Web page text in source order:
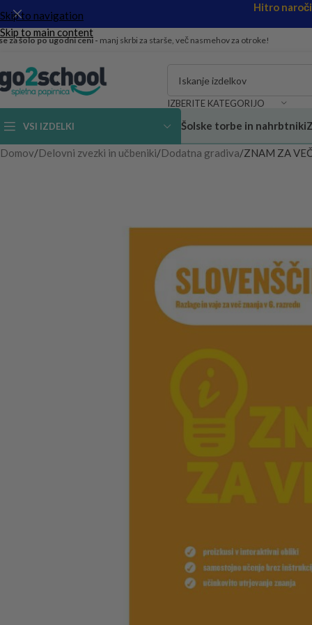
Skip to navigation
Skip to main content
Hitro
za šolo po ugodni ceni - manj skrbi za starše, več nasmehov za otroke!
IZBERITE KATEGORIJO
VSI IZDELKI Šolske torbe in nahrbtniki
Domov Delovni zvezki in učbeniki Dodatna gradiva ZNAM ZA